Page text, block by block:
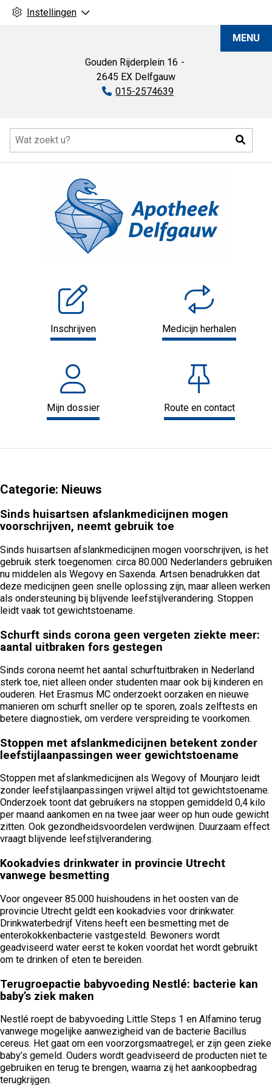
Instellingen
Gouden Rijderplein 16
2645 EX Delfgauw
Tel:
015-2574639
MENU
Inschrijven Medicijn herhalen
Mijn dossier Route en contact
Categorie: Nieuws
Sinds huisartsen afslankmedicijnen mogen
voorschrijven, neemt gebruik toe
Sinds huisartsen afslankmedicijnen mogen voorschrijven, is het
gebruik sterk toegenomen: circa 80.000 Nederlanders gebruiken
nu middelen als Wegovy en Saxenda. Artsen benadrukken dat
deze medicijnen geen snelle oplossing zijn, maar alleen werken
als ondersteuning bij blijvende leefstijlverandering. Stoppen
leidt vaak tot gewichtstoename.
Schurft sinds corona geen vergeten ziekte meer:
aantal uitbraken fors gestegen
Sinds corona neemt het aantal schurftuitbraken in Nederland
sterk toe, niet alleen onder studenten maar ook bij kinderen en
ouderen. Het Erasmus MC onderzoekt oorzaken en nieuwe
manieren om schurft sneller op te sporen, zoals zelftests en
betere diagnostiek, om verdere verspreiding te voorkomen.
Stoppen met afslankmedicijnen betekent zonder
leefstijlaanpassingen weer gewichtstoename
Stoppen met afslankmedicijnen als Wegovy of Mounjaro leidt
zonder leefstijlaanpassingen vrijwel altijd tot gewichtstoename.
Onderzoek toont dat gebruikers na stoppen gemiddeld 0,4 kilo
per maand aankomen en na twee jaar weer op hun oude gewicht
zitten. Ook gezondheidsvoordelen verdwijnen. Duurzaam effect
vraagt blijvende leefstijlverandering.
Kookadvies drinkwater in provincie Utrecht
vanwege besmetting
Voor ongeveer 85.000 huishoudens in het oosten van de
provincie Utrecht geldt een kookadvies voor drinkwater.
Drinkwaterbedrijf Vitens heeft een besmetting met de
enterokokkenbacterie vastgesteld. Bewoners wordt
geadviseerd water eerst te koken voordat het wordt gebruikt
om te drinken of eten te bereiden.
Terugroepactie babyvoeding Nestlé: bacterie kan
baby’s ziek maken
Nestlé roept de babyvoeding Little Steps 1 en Alfamino terug
vanwege mogelijke aanwezigheid van de bacterie Bacillus
cereus. Het gaat om een voorzorgsmaatregel; er zijn geen zieke
baby’s gemeld. Ouders wordt geadviseerd de producten niet te
gebruiken en terug te brengen, waarna zij het aankoopbedrag
terugkrijgen.